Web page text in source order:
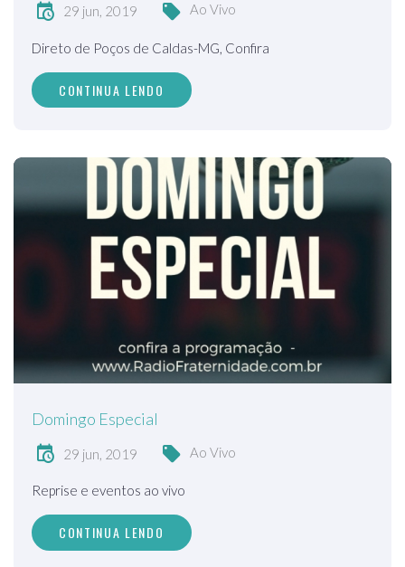
29 jun, 2019 Ao Vivo
Direto de Poços de Caldas-MG, Confira
CONTINUA LENDO
Domingo Especial
29 jun, 2019 Ao Vivo
Reprise e eventos ao vivo
CONTINUA LENDO